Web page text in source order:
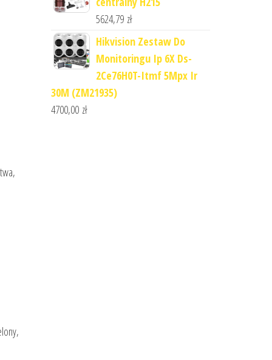
5624,79 zł
Hikvision Zestaw Do
Monitoringu Ip 6X Ds-
2Ce76H0T-Itmf 5Mpx Ir
30M (ZM21935)
4700,00 zł